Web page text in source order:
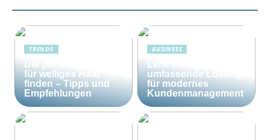
TRENDS
Die perfekte Bürste
für welliges Haar
finden – Tipps und
Empfehlungen
BUSINESS
Lime CRM: Die
umfassende Lösung
für modernes
Kundenmanagement